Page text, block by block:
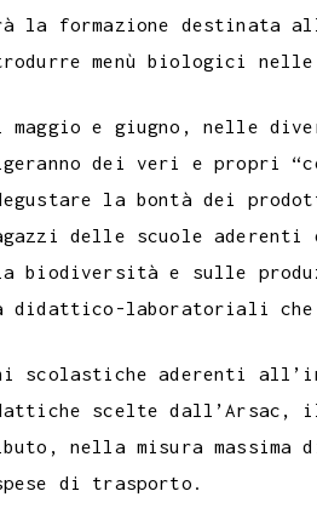
la formazione destinata
menù biologici
maggio e giugno, nelle
dei veri e propri
la bontà dei
delle scuole
biodiversità e sulle
laboratoriali che
scolastiche aderenti
scelte dall’Arsac, il
nella misura massima
di trasporto.